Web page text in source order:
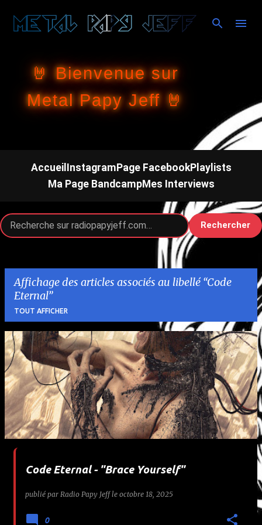
Accéder au contenu principal
🤘 Bienvenue sur
Metal Papy Jeff 🤘
Accueil InstagramPage FacebookPlaylists
Ma Page BandcampMes Interviews
Rechercher
Affichage des articles associés au libellé Code
Eternal
TOUT AFFICHER
A
r
c
Code Eternal - "Brace Yourself"
publié par Radio Papy Jeff le octobre 18, 2025
0